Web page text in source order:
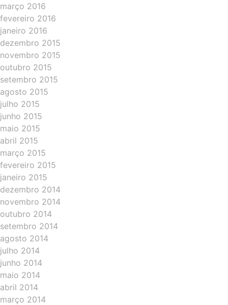
março 2016
fevereiro 2016
janeiro 2016
dezembro 2015
novembro 2015
outubro 2015
setembro 2015
agosto 2015
julho 2015
junho 2015
maio 2015
abril 2015
março 2015
fevereiro 2015
janeiro 2015
dezembro 2014
novembro 2014
outubro 2014
setembro 2014
agosto 2014
julho 2014
junho 2014
maio 2014
abril 2014
março 2014